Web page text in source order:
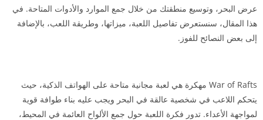
عرض البحر، وتوسيع منطقتك من خلال جمع الموارد والأدوات المتاحة. في
هذا المقال، سنستعرض تفاصيل اللعبة، ميزاتها، وطريقة اللعب، بالإضافة
إلى بعض النصائح للفوز.
War of Rafts مهكرة هي لعبة مجانية متاحة على الهواتف الذكية، حيث
يتحكم اللاعب في شخصية عالقة في البحر ويجب عليه بناء طوافة قوية
لمواجهة الأعداء. تدور فكرة اللعبة حول جمع الألواح العائمة في المحيط،